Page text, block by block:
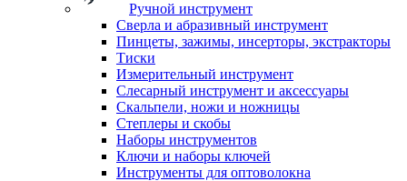
Ручной инструмент
Сверла и абразивный инструмент
Пинцеты, зажимы, инсерторы, экстракторы
Тиски
Измерительный инструмент
Слесарный инструмент и аксессуары
Скальпели, ножи и ножницы
Степлеры и скобы
Наборы инструментов
Ключи и наборы ключей
Инструменты для оптоволокна